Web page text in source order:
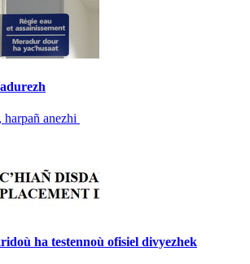
anezhi
ha testennoù ofisiel divyezhek